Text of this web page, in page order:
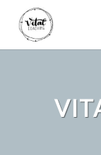
content